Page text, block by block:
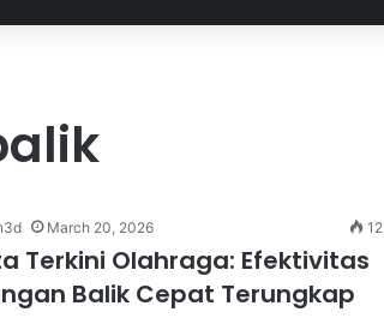
March 20, 2026 12
Terkini Olahraga: Efektivitas
Balik Cepat Terungkap